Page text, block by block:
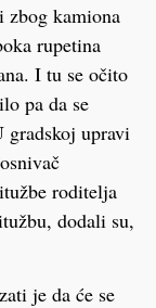
zbog kamiona
rupetina
I tu se očito
pa da se
upravi
roditelja
dodali su,
je da će se